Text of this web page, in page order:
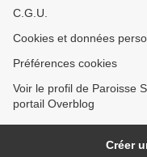
C.G.U.
Cookies et données
Préférences cookies
Voir le profil de Paroisse
portail Overblog
Créer